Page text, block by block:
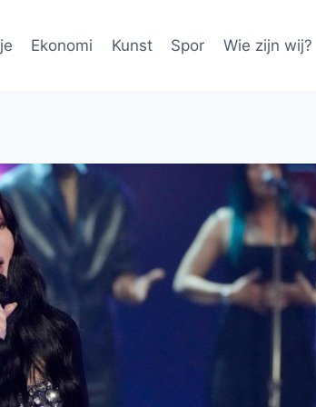
Ekonomi Kunst Spor Wie zijn wij?